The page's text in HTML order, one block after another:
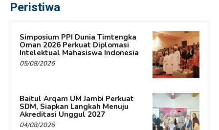
Peristiwa
Simposium PPI Dunia Timtengka
Oman 2026 Perkuat Diplomasi
Intelektual Mahasiswa Indonesia
05/08/2026
Baitul Arqam UM Jambi Perkuat
SDM, Siapkan Langkah Menuju
Akreditasi Unggul 2027
04/08/2026